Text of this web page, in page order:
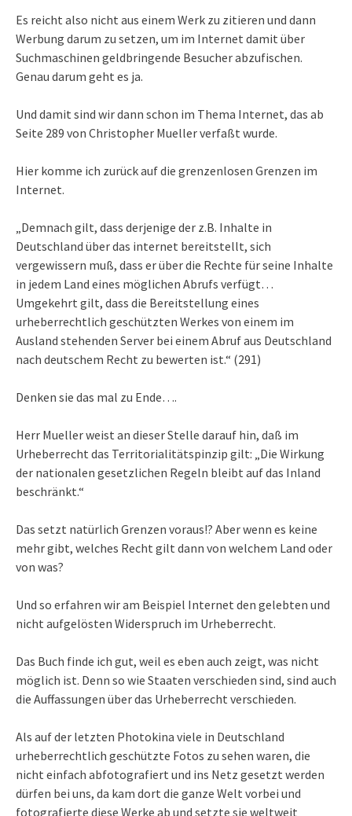
Es reicht also nicht aus einem Werk zu zitieren und dann
Werbung darum zu setzen, um im Internet damit über
Suchmaschinen geldbringende Besucher abzufischen.
Genau darum geht es ja.
Und damit sind wir dann schon im Thema Internet, das ab
Seite 289 von Christopher Mueller verfaßt wurde.
Hier komme ich zurück auf die grenzenlosen Grenzen im
Internet.
„Demnach gilt, dass derjenige der z.B. Inhalte in
Deutschland über das internet bereitstellt, sich
vergewissern muß, dass er über die Rechte für seine Inhalte
in jedem Land eines möglichen Abrufs verfügt…
Umgekehrt gilt, dass die Bereitstellung eines
urheberrechtlich geschützten Werkes von einem im
Ausland stehenden Server bei einem Abruf aus Deutschland
nach deutschem Recht zu bewerten ist.“ (291)
Denken sie das mal zu Ende….
Herr Mueller weist an dieser Stelle darauf hin, daß im
Urheberrecht das Territorialitätspinzip gilt: „Die Wirkung
der nationalen gesetzlichen Regeln bleibt auf das Inland
beschränkt.“
Das setzt natürlich Grenzen voraus!? Aber wenn es keine
mehr gibt, welches Recht gilt dann von welchem Land oder
von was?
Und so erfahren wir am Beispiel Internet den gelebten und
nicht aufgelösten Widerspruch im Urheberrecht.
Das Buch finde ich gut, weil es eben auch zeigt, was nicht
möglich ist. Denn so wie Staaten verschieden sind, sind auch
die Auffassungen über das Urheberrecht verschieden.
Als auf der letzten Photokina viele in Deutschland
urheberrechtlich geschützte Fotos zu sehen waren, die
nicht einfach abfotografiert und ins Netz gesetzt werden
dürfen bei uns, da kam dort die ganze Welt vorbei und
fotografierte diese Werke ab und setzte sie weltweit